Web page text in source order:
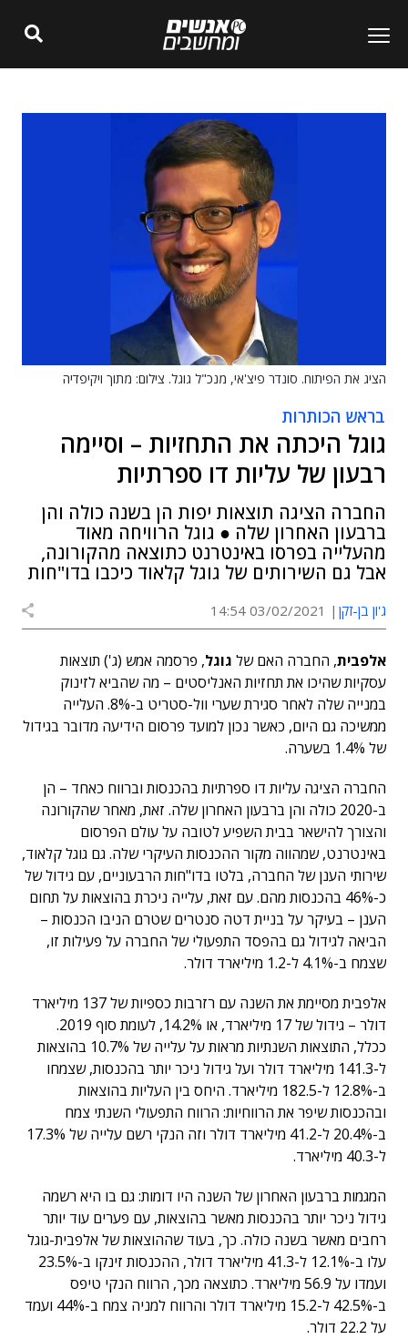
הציג את הפיתוח. סונדר פיצ'אי, מנכ"ל גוגל. צילום: מתוך ויקיפדיה
בראש הכותרות
גוגל היכתה את התחזיות – וסיימה
רבעון של עליות דו ספרתיות
החברה הציגה תוצאות יפות הן בשנה כולה והן
ברבעון האחרון שלה ● גוגל הרוויחה מאוד
מהעלייה בפרסו באינטרנט כתוצאה מהקורונה,
אבל גם השירותים של גוגל קלאוד כיכבו בדו"חות
ג'ון בן-זקן 03/02/2021 14:54
אלפבית, החברה האם של גוגל, פרסמה אמש (ג') תוצאות
עסקיות שהיכו את תחזיות האנליסטים – מה שהביא לזינוק
במנייה שלה לאחר סגירת שערי וול-סטריט ב-8%. העלייה
ממשיכה גם היום, כאשר נכון למועד פרסום הידיעה מדובר בגידול
של 1.4% בשערה.
החברה הציגה עליות דו ספרתיות בהכנסות וברווח כאחד – הן
ב-2020 כולה והן ברבעון האחרון שלה. זאת, מאחר שהקורונה
והצורך להישאר בבית השפיע לטובה על עולם הפרסום
באינטרנט, שמהווה מקור ההכנסות העיקרי שלה. גם גוגל קלאוד,
שירותי הענן של החברה, בלטו בדו"חות הרבעוניים, עם גידול של
כ-46% בהכנסות מהם. עם זאת, עלייה ניכרת בהוצאות על תחום
הענן – בעיקר על בניית דטה סנטרים שטרם הניבו הכנסות –
הביאה לגידול גם בהפסד התפעולי של החברה על פעילות זו,
שצמח ב-4.1% ל-1.2 מיליארד דולר.
אלפבית מסיימת את השנה עם רזרבות כספיות של 137 מיליארד
דולר – גידול של 17 מיליארד, או 14.2%, לעומת סוף 2019.
ככלל, התוצאות השנתיות מראות על עלייה של 10.7% בהוצאות
ל-141.3 מיליארד דולר ועל גידול ניכר יותר בהכנסות, שצמחו
ב-12.8% ל-182.5 מיליארד. היחס בין העליות בהוצאות
ובהכנסות שיפר את הרווחיות: הרווח התפעולי השנתי צמח
ב-20.4% ל-41.2 מיליארד דולר וזה הנקי רשם עלייה של 17.3%
ל-40.3 מיליארד.
המגמות ברבעון האחרון של השנה היו דומות: גם בו היא רשמה
גידול ניכר יותר בהכנסות מאשר בהוצאות, עם פערים עוד יותר
רחבים מאשר בשנה כולה. כך, בעוד שההוצאות של אלפבית-גוגל
עלו ב-12.1% ל-41.3 מיליארד דולר, ההכנסות זינקו ב-23.5%
ועמדו על 56.9 מיליארד. כתוצאה מכך, הרווח הנקי טיפס
ב-42.5% ל-15.2 מיליארד דולר והרווח למניה צמח ב-44% ועמד
על 22.2 דולר.